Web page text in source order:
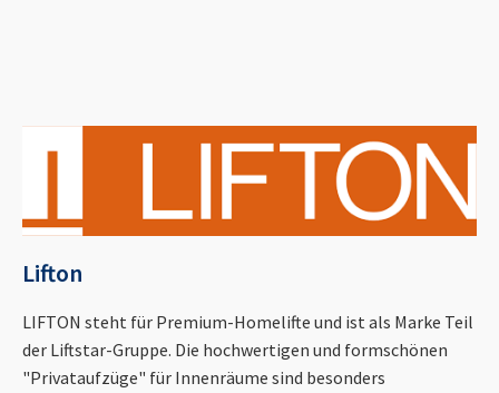
Lifton
LIFTON steht für Premium-Homelifte und ist als Marke Teil
der Liftstar-Gruppe. Die hochwertigen und formschönen
"Privataufzüge" für Innenräume sind besonders